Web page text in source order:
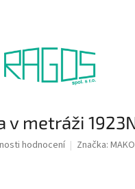
v metráži
hodnocení Značka: